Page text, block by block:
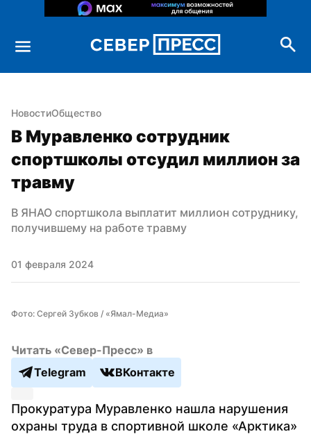
НовостиОбщество
В Муравленко сотрудник
спортшколы отсудил миллион за
травму
В ЯНАО спортшкола выплатит миллион сотруднику,
получившему на работе травму
01 февраля 2024
Фото: Сергей Зубков / «Ямал-Медиа»
Читать «Север-Пресс» в
Telegram
ВКонтакте
Прокуратура Муравленко нашла нарушения
охраны труда в спортивной школе «Арктика»